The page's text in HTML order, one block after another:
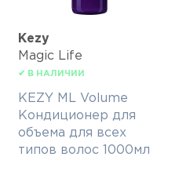
Kezy
Magic Life
✔ В НАЛИЧИИ
KEZY ML Volume
Кондиционер для
объема для всех
типов волос 1000мл